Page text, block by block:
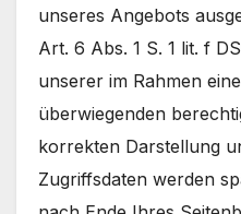
unseres Angebots
Art. 6 Abs. 1 S. 1 lit. f
unserer im Rahmen
überwiegenden
korrekten Darstellung
Zugriffsdaten werden